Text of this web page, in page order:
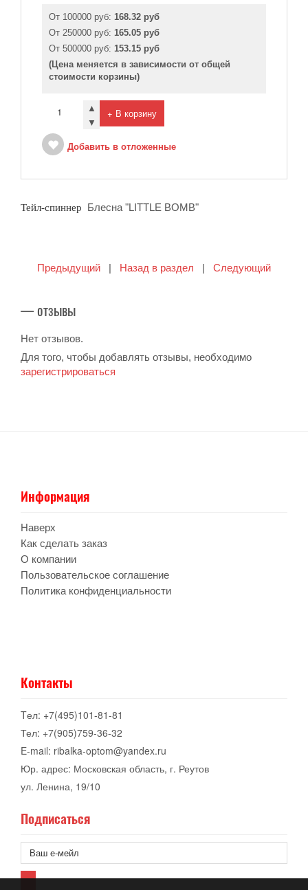
От 100000 руб: 168.32 руб
От 250000 руб: 165.05 руб
От 500000 руб: 153.15 руб
(Цена меняется в зависимости от общей
стоимости корзины)
▲
▼
+ В корзину
Добавить в отложенные
Тейл-спиннер Блесна "LITTLE BOMB"
Предыдущий | Назад в раздел | Следующий
— отзывы
Нет отзывов.
Для того, чтобы добавлять отзывы, необходимо
зарегистрироваться
Информация
Наверх
Как сделать заказ
О компании
Пользовательское соглашение
Политика конфиденциальности
Контакты
Tел: +7(495)101-81-81
Тел: +7(905)759-36-32
E-mail: ribalka-optom@yandex.ru
Юр. адрес: Московская область, г. Реутов
ул. Ленина, 19/10
Подписаться